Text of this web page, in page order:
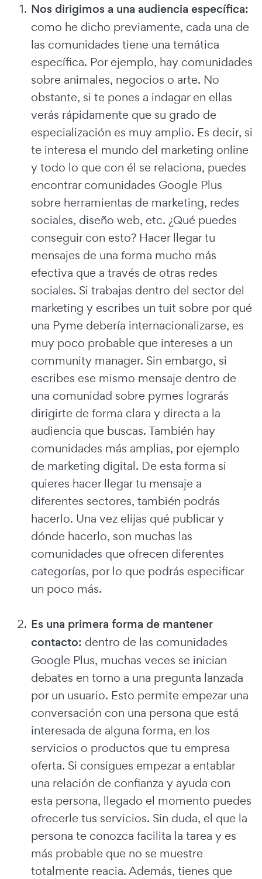
Nos dirigimos a una audiencia específica:
como he dicho previamente, cada una de
las comunidades tiene una temática
específica. Por ejemplo, hay comunidades
sobre animales, negocios o arte. No
obstante, si te pones a indagar en ellas
verás rápidamente que su grado de
especialización es muy amplio. Es decir, si
te interesa el mundo del marketing online
y todo lo que con él se relaciona, puedes
encontrar comunidades Google Plus
sobre herramientas de marketing, redes
sociales, diseño web, etc. ¿Qué puedes
conseguir con esto? Hacer llegar tu
mensajes de una forma mucho más
efectiva que a través de otras redes
sociales. Si trabajas dentro del sector del
marketing y escribes un tuit sobre por qué
una Pyme debería internacionalizarse, es
muy poco probable que intereses a un
community manager. Sin embargo, si
escribes ese mismo mensaje dentro de
una comunidad sobre pymes lograrás
dirigirte de forma clara y directa a la
audiencia que buscas. También hay
comunidades más amplias, por ejemplo
de marketing digital. De esta forma si
quieres hacer llegar tu mensaje a
diferentes sectores, también podrás
hacerlo. Una vez elijas qué publicar y
dónde hacerlo, son muchas las
comunidades que ofrecen diferentes
categorías, por lo que podrás especificar
un poco más.
Es una primera forma de mantener
contacto: dentro de las comunidades
Google Plus, muchas veces se inician
debates en torno a una pregunta lanzada
por un usuario. Esto permite empezar una
conversación con una persona que está
interesada de alguna forma, en los
servicios o productos que tu empresa
oferta. Si consigues empezar a entablar
una relación de confianza y ayuda con
esta persona, llegado el momento puedes
ofrecerle tus servicios. Sin duda, el que la
persona te conozca facilita la tarea y es
más probable que no se muestre
totalmente reacia. Además, tienes que